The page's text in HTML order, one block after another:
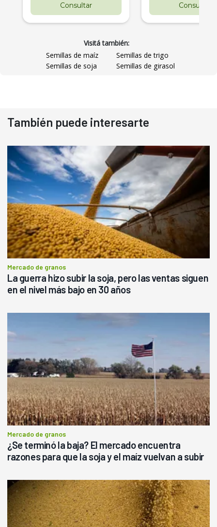
Consultar Consultar
Visitá también:
Semillas de maíz
Semillas de trigo
Semillas de soja
Semillas de girasol
También puede interesarte
Mercado de granos
La guerra hizo subir la soja, pero las ventas siguen
en el nivel más bajo en 30 años
Mercado de granos
¿Se terminó la baja? El mercado encuentra
razones para que la soja y el maíz vuelvan a subir